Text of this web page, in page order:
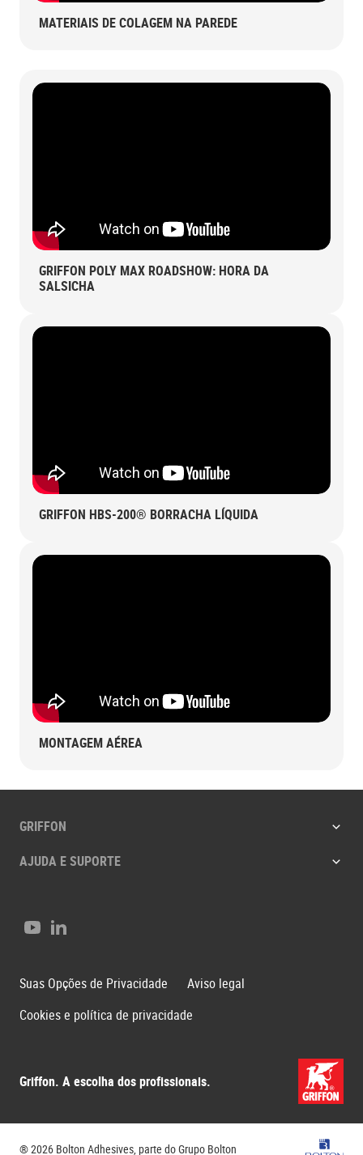
MATERIAIS DE COLAGEM NA PAREDE
GRIFFON POLY MAX ROADSHOW: HORA DA
SALSICHA
GRIFFON HBS-200® BORRACHA LÍQUIDA
MONTAGEM AÉREA
GRIFFON
AJUDA E SUPORTE
Griffon. A escolha dos profissionais.
YouTubeLinkedIn
Suas Opções de Privacidade
Aviso legal
Cookies e política de privacidade
® 2026 Bolton Adhesives, parte do Grupo Bolton Grupo